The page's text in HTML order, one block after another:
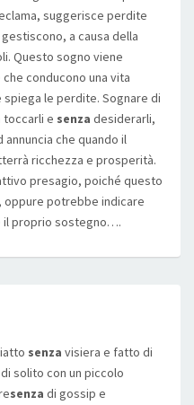
suggerisce perdite
a causa della
Questo sogno viene
conducono una vita
le perdite. Sognare di
toccarli e senza desiderarli,
che quando il
ricchezza e prosperità.
presagio, poiché questo
potrebbe indicare
il proprio sostegno….
senza visiera e fatto di
solito con un piccolo
senza di gossip e